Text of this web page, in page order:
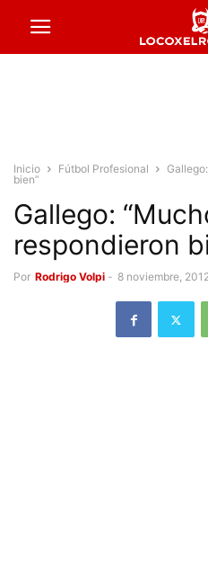
Inicio Fútbol Profesional
bien”
Gallego:
respondieron
Por Rodrigo Volpi - 8 noviembre,